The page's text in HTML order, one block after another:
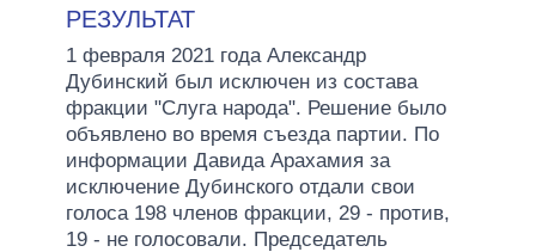
РЕЗУЛЬТАТ
1 февраля 2021 года Александр
Дубинский был исключен из состава
фракции "Слуга народа". Решение было
объявлено во время съезда партии. По
информации Давида Арахамия за
исключение Дубинского отдали свои
голоса 198 членов фракции, 29 - против,
19 - не голосовали. Председатель